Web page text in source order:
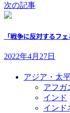
次の記事
「戦争に反対するフ
2022年4月27日
アジア・太
アフガ
インド
インド